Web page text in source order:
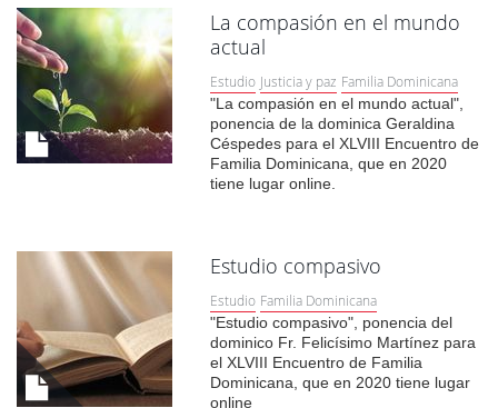
La compasión en el mundo
actual
Estudio Justicia y paz Familia Dominicana
"La compasión en el mundo actual",
ponencia de la dominica Geraldina
Céspedes para el XLVIII Encuentro de
Familia Dominicana, que en 2020
tiene lugar online.
Estudio compasivo
Estudio Familia Dominicana
"Estudio compasivo", ponencia del
dominico Fr. Felicísimo Martínez para
el XLVIII Encuentro de Familia
Dominicana, que en 2020 tiene lugar
online